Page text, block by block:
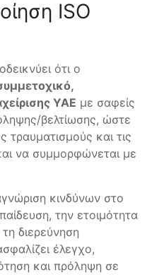
ISO
ότι ο
ΥΑΕ με σαφείς
βελτίωσης, ώστε
τραυματισμούς και τις
να συμμορφώνεται με
κινδύνων στο
την ετοιμότητα
διερεύνηση
έλεγχο,
και πρόληψη σε